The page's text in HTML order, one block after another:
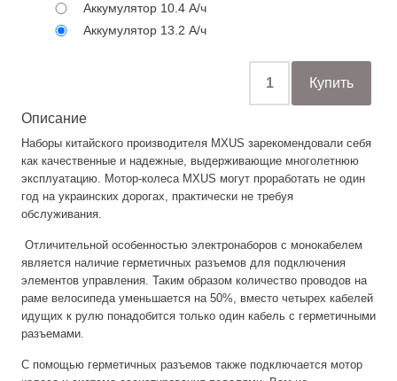
Аккумулятор 10.4 А/ч
Аккумулятор 13.2 А/ч
Описание
Наборы китайского производителя MXUS зарекомендовали себя
как качественные и надежные, выдерживающие многолетнюю
эксплуатацию. Мотор-колеса MXUS могут проработать не один
год на украинских дорогах, практически не требуя
обслуживания.
Отличительной особенностью электронаборов с монокабелем
является наличие герметичных разъемов для подключения
элементов управления. Таким образом количество проводов на
раме велосипеда уменьшается на 50%, вместо четырех кабелей
идущих к рулю понадобится только один кабель с герметичными
разъемами.
С помощью герметичных разъемов также подключается мотор